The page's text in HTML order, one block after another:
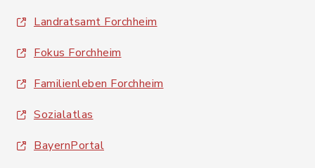
Landratsamt Forchheim
Fokus Forchheim
Familienleben Forchheim
Sozialatlas
BayernPortal